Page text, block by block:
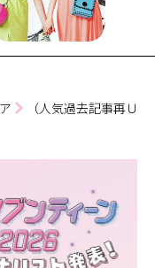
（人気過去記事再Ｕ